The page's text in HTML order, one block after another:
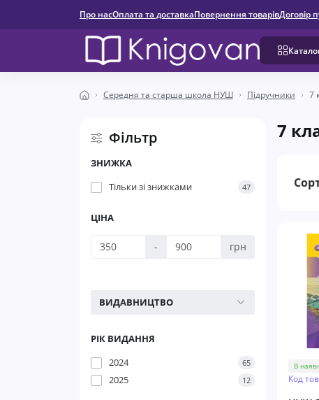
Про насОплата та доставкаПовернення товарівДоговір
Середня та старша школа НУШ Підручники 7
Фільтр
ЗНИЖКА
Тільки зі знижками
47
ЦІНА
- грн
ВИДАВНИЦТВО
РІК ВИДАННЯ
2024
65
2025 12
7
В
Код